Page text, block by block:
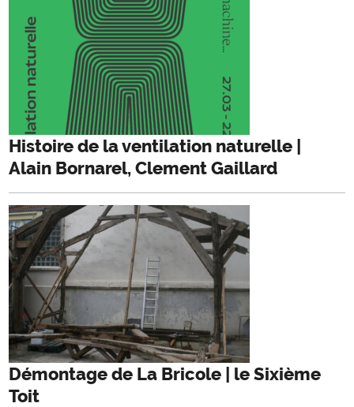
Histoire de la ventilation naturelle |
Alain Bornarel, Clement Gaillard
Démontage de La Bricole | le Sixième
Toit